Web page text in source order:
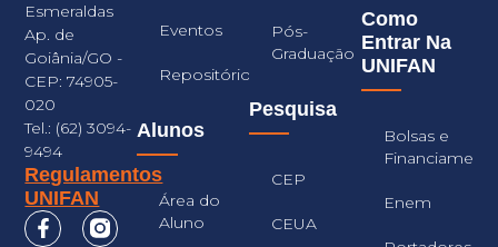
Esmeraldas
Ap. de
Goiânia/GO -
CEP: 74905-
020
Tel.: (62) 3094-
9494
Regulamentos
UNIFAN
Como
Entrar Na
UNIFAN
Bolsas e
Enem
Pós-
Graduação
Pesquisa
CEP
CEUA
Eventos
Repositório
Alunos
Área do
Aluno